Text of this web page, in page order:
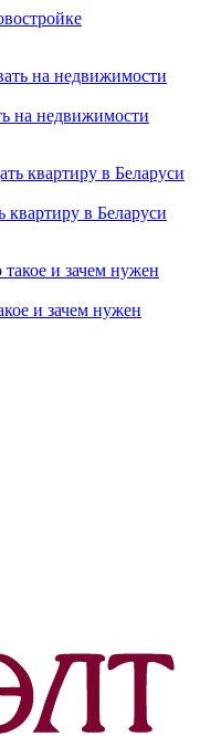
на недвижимости
в Беларуси
и зачем нужен